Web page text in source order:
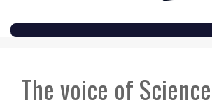
CONTENT
The voice of Science